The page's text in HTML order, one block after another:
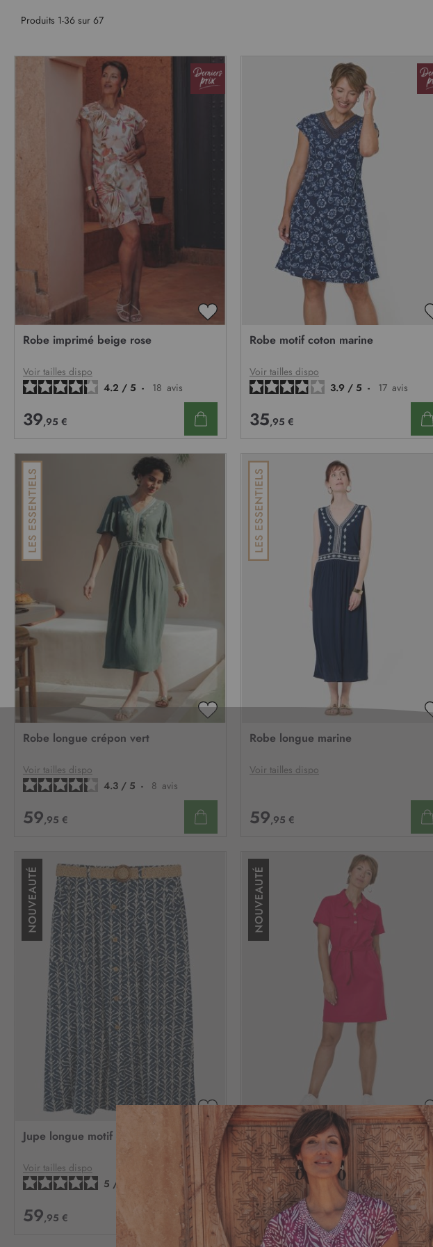
Produits 1-36 sur 67
AJOUTER
D’ENVIE
Robe imprimé beige rose
Voir tailles dispo
4.2 / 5 - 18 avis
39,95 €
Robe motif coton marine
Voir tailles dispo
3.9 / 5 - 17 avis
35,95 €
AJOUTER
D’ENVIE
Robe longue crépon vert
Voir tailles dispo
4.3 / 5 - 8 avis
59,95 €
Robe longue marine
Voir tailles dispo
59,95 €
AJOUTER
MA
LISTE
D’ENVIE
Jupe longue motif bleu
Voir tailles dispo
5 /
59,95 €
Robe lin coton rose
Voir tailles dispo
69,95 €